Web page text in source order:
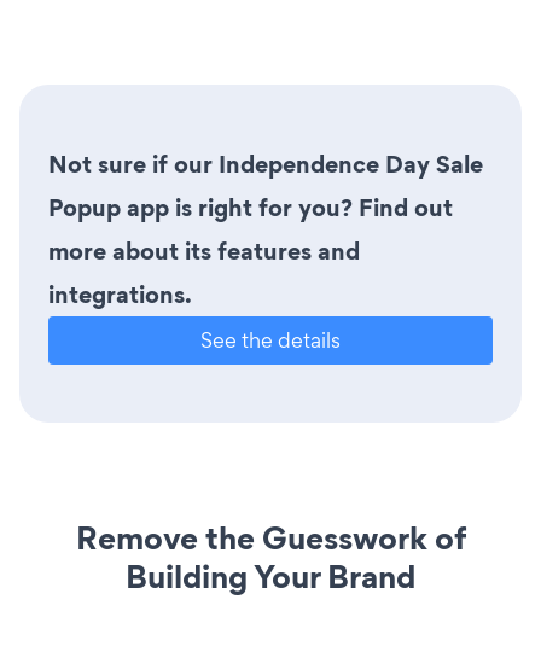
Not sure if our Independence Day Sale
Popup app is right for you? Find out
more about its features and
integrations.
See the details
Remove the Guesswork of
Building Your Brand